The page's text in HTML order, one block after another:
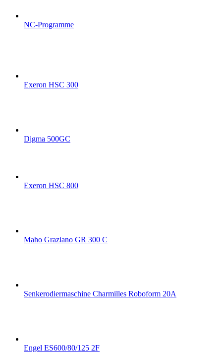
NC-Programme
Exeron HSC 300
Digma 500GC
Exeron HSC 800
Maho Graziano GR 300 C
Senkerodiermaschine Charmilles Roboform 20A
Engel ES600/80/125 2F